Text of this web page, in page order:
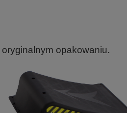
opakowaniu.